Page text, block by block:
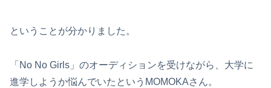
ということが分かりました。
「No No Girls」のオーディションを受けながら、大学に
進学しようか悩んでいたというMOMOKAさん。